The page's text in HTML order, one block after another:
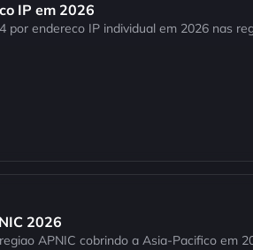
IP em 2026
por endereco IP individual em 2026 nas
2026
APNIC cobrindo a Asia-Pacifico em